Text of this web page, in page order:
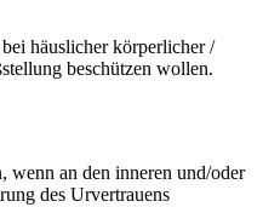
häuslicher körperlicher /
beschützen wollen.
wenn an den inneren und/oder
des Urvertrauens